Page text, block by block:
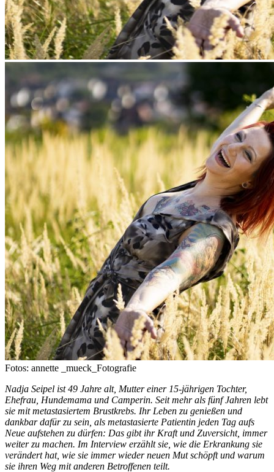
Fotos: annette _mueck_Fotografie
Nadja Seipel ist 49 Jahre alt, Mutter einer 15-jährigen Tochter,
Ehefrau, Hundemama und Camperin. Seit mehr als fünf Jahren lebt
sie mit metastasiertem Brustkrebs. Ihr Leben zu genießen und
dankbar dafür zu sein, als metastasierte Patientin jeden Tag aufs
Neue aufstehen zu dürfen: Das gibt ihr Kraft und Zuversicht, immer
weiter zu machen. Im Interview erzählt sie, wie die Erkrankung sie
verändert hat, wie sie immer wieder neuen Mut schöpft und warum
sie ihren Weg mit anderen Betroffenen teilt.